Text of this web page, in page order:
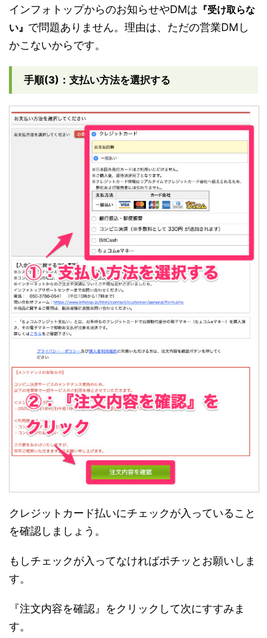
インフォトップからのお知らせやDMは 『受け取らな
い』 で問題ありません。理由は、ただの営業DMし
かこないからです。
手順(3)：支払い方法を選択する
クレジットカード払いにチェックが入っていること
を確認しましょう。
もしチェックが入ってなければポチッとお願いしま
す。
『注文内容を確認』をクリックして次にすすみま
す。